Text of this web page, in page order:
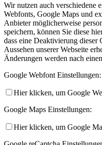
Wir nutzen auch verschiedene
Webfonts, Google Maps und
Anbieter möglicherweise
speichern, können Sie diese
dass eine Deaktivierung
Aussehen unserer Webseite
Änderungen werden nach
Google Webfont Einstellungen:
Hier klicken, um Google
Google Maps Einstellungen:
Hier klicken, um Google